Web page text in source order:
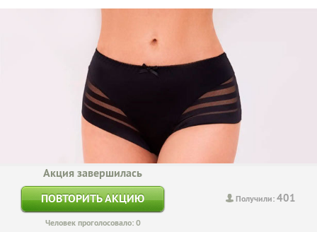
Получили:401
Акция завершилась
ПОВТОРИТЬ АКЦИЮ
Человек проголосовало: 0